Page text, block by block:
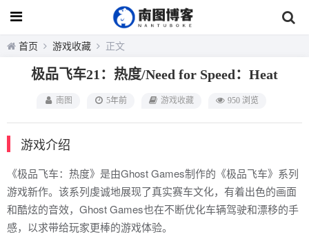
首页 游戏收藏 正文
极品飞车21：热度/Need for Speed：Heat
南图 5年前 游戏收藏 950 浏览
游戏介绍
《极品飞车：热度》是由Ghost Games制作的《极品飞车》系列
游戏新作。该系列虔诚地展现了真实赛车文化，有着出色的画面
和酷炫的音效，Ghost Games也在不断优化车辆驾驶和漂移的手
感，以求带给玩家更棒的游戏体验。